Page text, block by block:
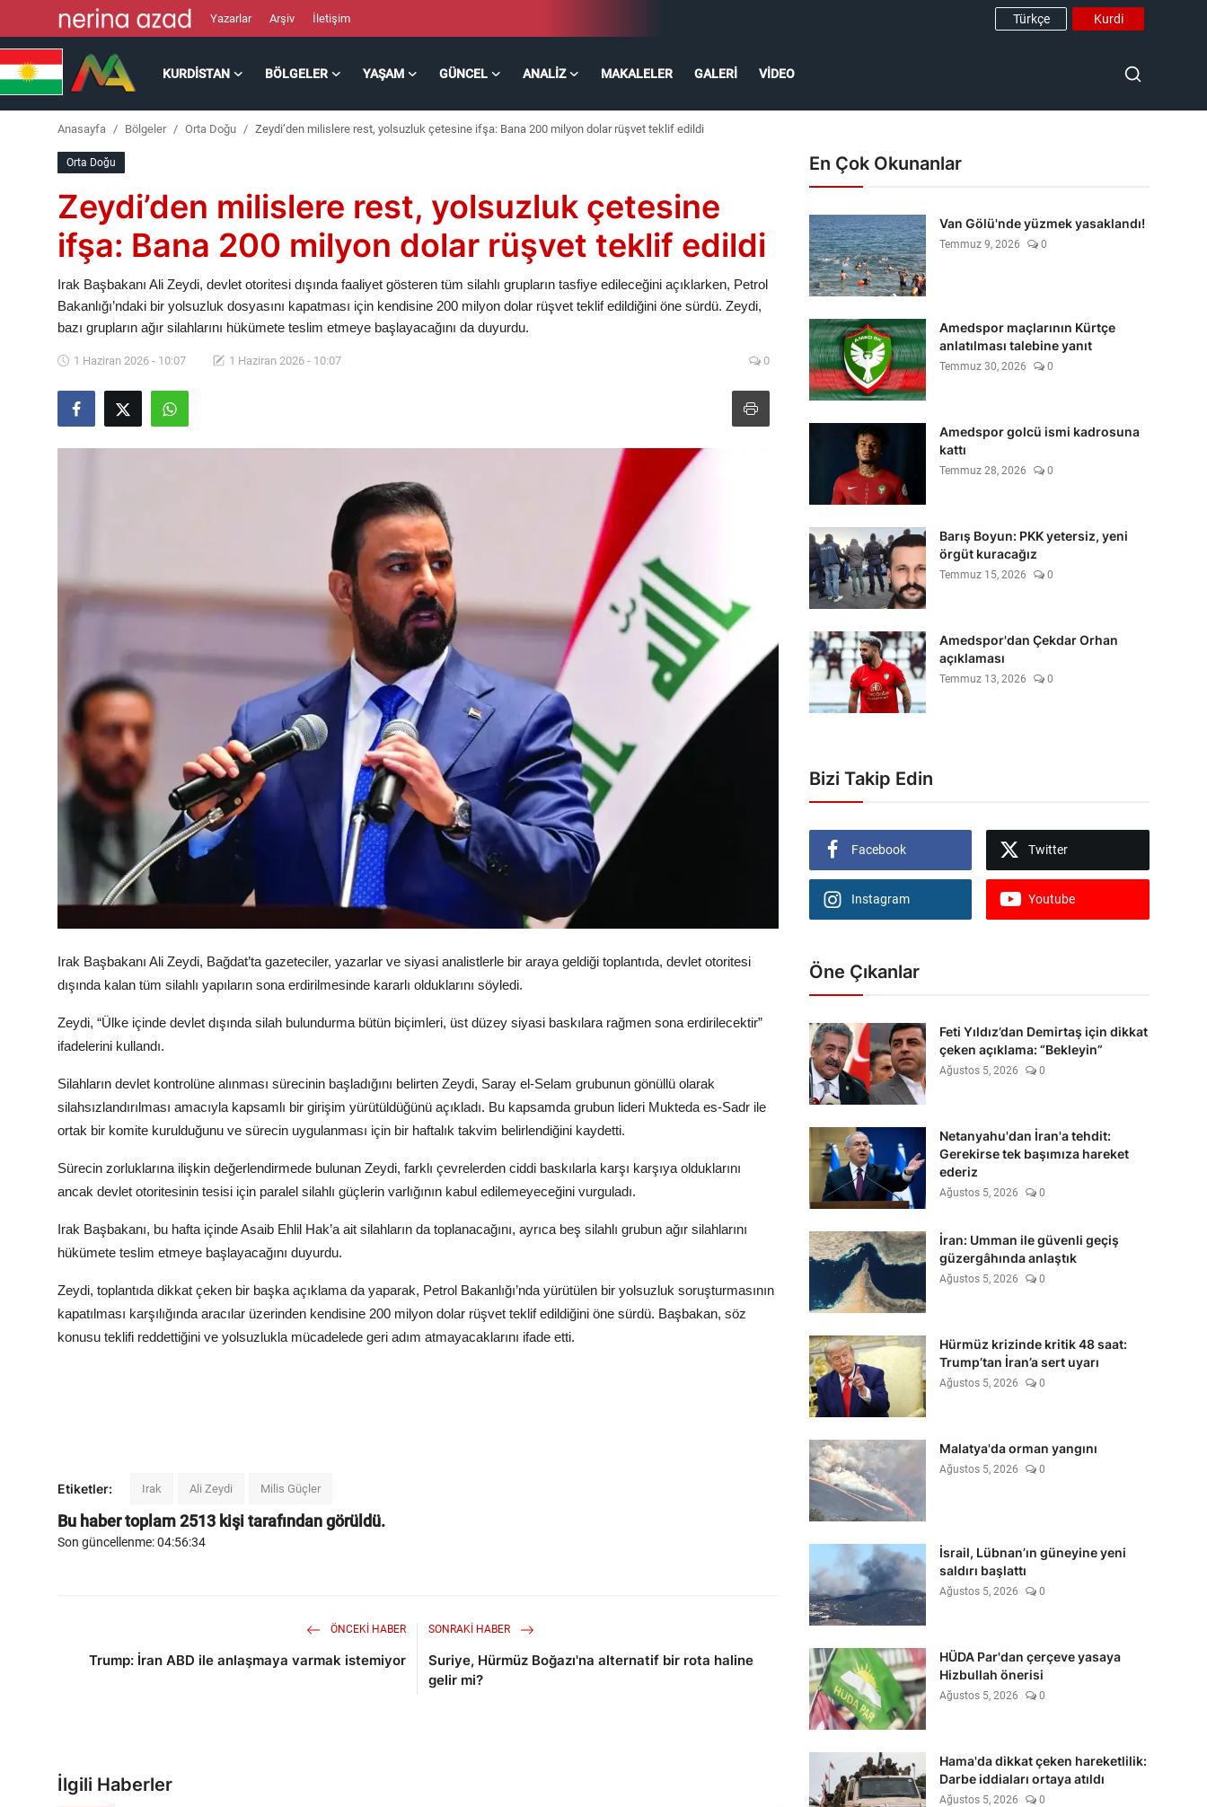
Yazarlar Arşiv İletişim Türkçe Kurdi
KURDISTAN BÖLGELER YAŞAM GÜNCEL ANALIZ MAKALELER GALERI VIDEO
Güncel
Makaleler
Anasayfa Bölgeler Orta Doğu Zeydi’den milislere rest, yolsuzluk çetesine ifşa: Bana 200 milyon dolar rüşvet teklif edildi
Orta Doğu
Zeydi’den milislere rest, yolsuzluk çetesine
ifşa: Bana 200 milyon dolar rüşvet teklif edildi
Irak Başbakanı Ali Zeydi, devlet otoritesi dışında faaliyet gösteren tüm silahlı grupların tasfiye edileceğini açıklarken, Petrol
Bakanlığı’ndaki bir yolsuzluk dosyasını kapatması için kendisine 200 milyon dolar rüşvet teklif edildiğini öne sürdü. Zeydi,
bazı grupların ağır silahlarını hükümete teslim etmeye başlayacağını da duyurdu.
1 Haziran 2026 - 10:07 1 Haziran 2026 - 10:07 0
Irak Başbakanı Ali Zeydi, Bağdat’ta gazeteciler, yazarlar ve siyasi analistlerle bir araya geldiği toplantıda, devlet otoritesi
dışında kalan tüm silahlı yapıların sona erdirilmesinde kararlı olduklarını söyledi.
Zeydi, “Ülke içinde devlet dışında silah bulundurma bütün biçimleri, üst düzey siyasi baskılara rağmen sona erdirilecektir”
ifadelerini kullandı.
Silahların devlet kontrolüne alınması sürecinin başladığını belirten Zeydi, Saray el-Selam grubunun gönüllü olarak
silahsızlandırılması amacıyla kapsamlı bir girişim yürütüldüğünü açıkladı. Bu kapsamda grubun lideri Mukteda es-Sadr ile
ortak bir komite kurulduğunu ve sürecin uygulanması için bir haftalık takvim belirlendiğini kaydetti.
Sürecin zorluklarına ilişkin değerlendirmede bulunan Zeydi, farklı çevrelerden ciddi baskılarla karşı karşıya olduklarını
ancak devlet otoritesinin tesisi için paralel silahlı güçlerin varlığının kabul edilemeyeceğini vurguladı.
Irak Başbakanı, bu hafta içinde Asaib Ehlil Hak’a ait silahların da toplanacağını, ayrıca beş silahlı grubun ağır silahlarını
hükümete teslim etmeye başlayacağını duyurdu.
Zeydi, toplantıda dikkat çeken bir başka açıklama da yaparak, Petrol Bakanlığı’nda yürütülen bir yolsuzluk soruşturmasının
kapatılması karşılığında aracılar üzerinden kendisine 200 milyon dolar rüşvet teklif edildiğini öne sürdü. Başbakan, söz
konusu teklifi reddettiğini ve yolsuzlukla mücadelede geri adım atmayacaklarını ifade etti.
Etiketler: Irak Ali Zeydi Milis Güçler
Bu haber toplam2513 kişi tarafından görüldü.
Son güncellenme: 04:56:34
ÖNCEKI HABER
Trump: İran ABD ile anlaşmaya varmak istemiyor
SONRAKI HABER
Suriye, Hürmüz Boğazı'na alternatif bir rota haline
gelir mi?
İlgili Haberler
En Çok Okunanlar
Van Gölü'nde yüzmek yasaklandı!
Temmuz 9, 2026 0
Amedspor maçlarının Kürtçe
anlatılması talebine yanıt
Temmuz 30, 2026 0
Amedspor golcü ismi kadrosuna
kattı
Temmuz 28, 2026 0
Barış Boyun: PKK yetersiz, yeni
örgüt kuracağız
Temmuz 15, 2026 0
Amedspor'dan Çekdar Orhan
açıklaması
Temmuz 13, 2026 0
Bizi Takip Edin
Facebook Twitter
Instagram Youtube
Öne Çıkanlar
Feti Yıldız’dan Demirtaş için dikkat
çeken açıklama: “Bekleyin”
Ağustos 5, 2026 0
Netanyahu'dan İran'a tehdit:
Gerekirse tek başımıza hareket
ederiz
Ağustos 5, 2026 0
İran: Umman ile güvenli geçiş
güzergâhında anlaştık
Ağustos 5, 2026 0
Hürmüz krizinde kritik 48 saat:
Trump’tan İran’a sert uyarı
Ağustos 5, 2026 0
Malatya'da orman yangını
Ağustos 5, 2026 0
İsrail, Lübnan’ın güneyine yeni
saldırı başlattı
Ağustos 5, 2026 0
HÜDA Par'dan çerçeve yasaya
Hizbullah önerisi
Ağustos 5, 2026 0
Hama'da dikkat çeken hareketlilik:
Darbe iddiaları ortaya atıldı
Ağustos 5, 2026 0